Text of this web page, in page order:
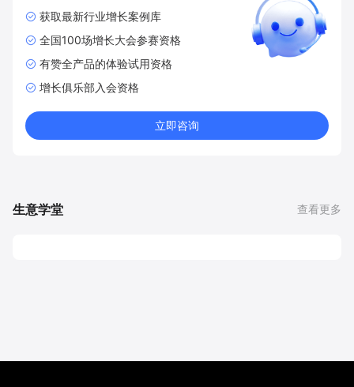
获取最新行业增长案例库
全国100场增长大会参赛资格
有赞全产品的体验试用资格
增长俱乐部入会资格
立即咨询
生意学堂 查看更多